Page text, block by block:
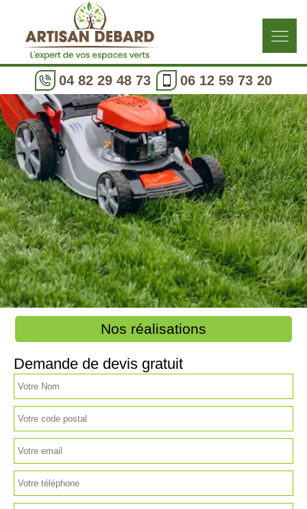
04 82 29 48 73 06 12 59 73 20
Nos réalisations
Demande de devis gratuit